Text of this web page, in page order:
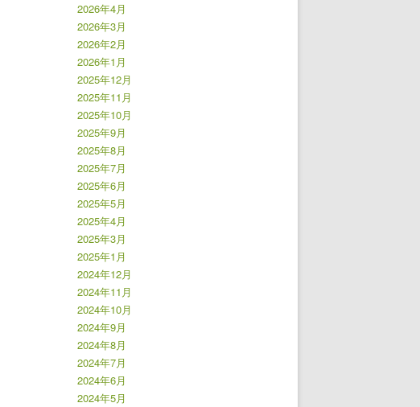
2026年4月
2026年3月
2026年2月
2026年1月
2025年12月
2025年11月
2025年10月
2025年9月
2025年8月
2025年7月
2025年6月
2025年5月
2025年4月
2025年3月
2025年1月
2024年12月
2024年11月
2024年10月
2024年9月
2024年8月
2024年7月
2024年6月
2024年5月